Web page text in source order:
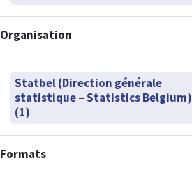
Organisation
Statbel (Direction générale
statistique – Statistics Belgium)
(1)
Formats